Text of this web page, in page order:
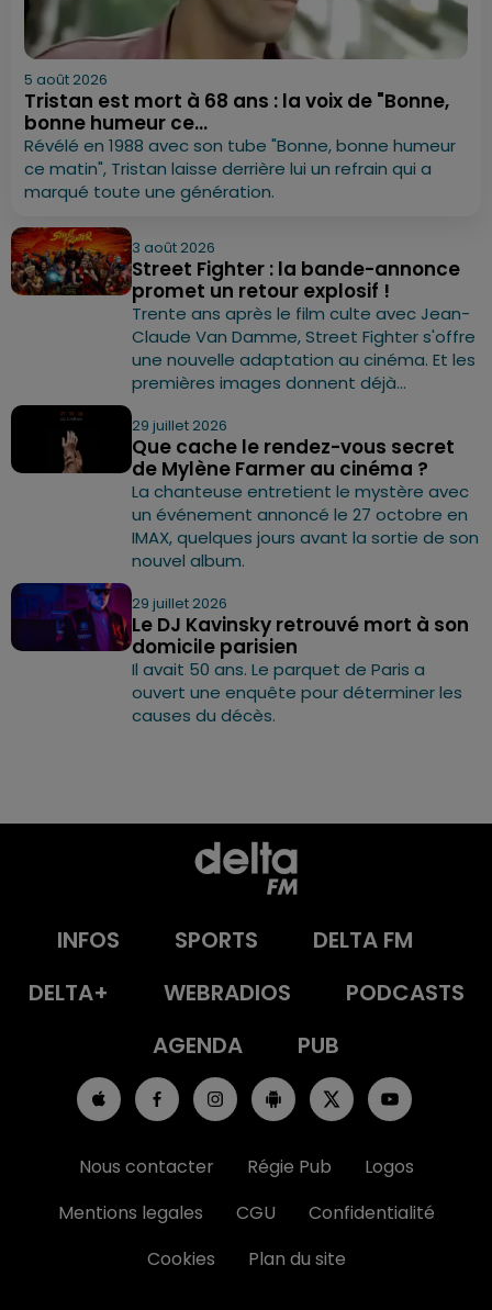
5 août 2026
Tristan est mort à 68 ans : la voix de "Bonne,
bonne humeur ce...
Révélé en 1988 avec son tube "Bonne, bonne humeur
ce matin", Tristan laisse derrière lui un refrain qui a
marqué toute une génération.
3 août 2026
Street Fighter : la bande-annonce
promet un retour explosif !
Trente ans après le film culte avec Jean-
Claude Van Damme, Street Fighter s'offre
une nouvelle adaptation au cinéma. Et les
premières images donnent déjà...
29 juillet 2026
Que cache le rendez-vous secret
de Mylène Farmer au cinéma ?
La chanteuse entretient le mystère avec
un événement annoncé le 27 octobre en
IMAX, quelques jours avant la sortie de son
nouvel album.
29 juillet 2026
Le DJ Kavinsky retrouvé mort à son
domicile parisien
Il avait 50 ans. Le parquet de Paris a
ouvert une enquête pour déterminer les
causes du décès.
INFOS SPORTS
DELTA FM
DELTA+
WEBRADIOS
PODCASTS
AGENDA
PUB
Nous contacter Régie Pub
Logos
Mentions legales
CGU
Confidentialité
Cookies
Plan du site